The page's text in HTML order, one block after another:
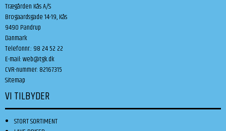
Trægården Kås A/S
Brogaardsgade 14-19, Kås
9490 Pandrup
Danmark
Telefonnr.: 98 24 52 22
E-mail:web@tgk.dk
CVR-nummer: 82167315
Sitemap
VI TILBYDER
STORT SORTIMENT